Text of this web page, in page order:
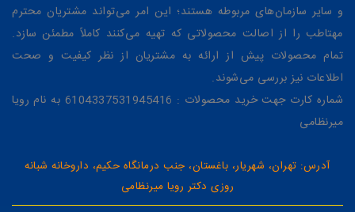
و سایر سازمان‌های مربوطه هستند؛ این امر می‌تواند مشتریان محترم
مهتاطب را از اصالت محصولاتی که تهیه می‌کنند کاملاً مطمئن سازد.
تمام محصولات پیش از ارائه به مشتریان از نظر کیفیت و صحت
اطلاعات نیز بررسی می‌شوند.
شماره کارت جهت خرید محصولات : 6104337531945416 به نام رویا
میرنظامی
آدرس: تهران، شهریار، باغستان، جنب درمانگاه حکیم، داروخانه شبانه
روزی دکتر رویا میرنظامی